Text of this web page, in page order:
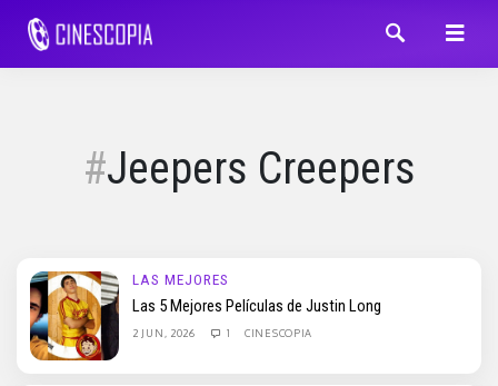
Jeepers Creepers
LAS MEJORES
Las 5 Mejores Películas de Justin Long
2 JUN, 2026 1 CINESCOPIA